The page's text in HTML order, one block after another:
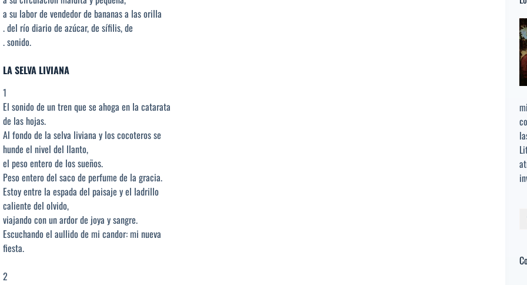
a su labor de vendedor de bananas a las orilla
. del río diario de azúcar, de sífilis, de
. sonido.
LA SELVA LIVIANA
1
El sonido de un tren que se ahoga en la catarata
de las hojas.
Al fondo de la selva liviana y los cocoteros se
hunde el nivel del llanto,
el peso entero de los sueños.
Peso entero del saco de perfume de la gracia.
Estoy entre la espada del paisaje y el ladrillo
caliente del olvido,
viajando con un ardor de joya y sangre.
Escuchando el aullido de mi candor: mi nueva
fiesta.
2